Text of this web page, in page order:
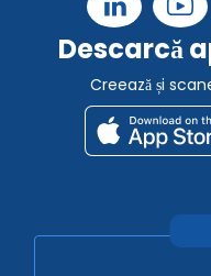
Descarcă
Creează și